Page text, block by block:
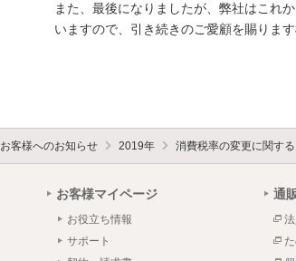
また、最後になりましたが、弊社はこれ
いますので、引き続きのご愛顧を賜りま
お客様へのお知らせ 2019年 消費税率の変更に関す
お客様マイページ
お役立ち情報
サポート
通